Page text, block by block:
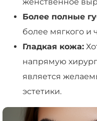
женственное
Более полные
более мягкого и
Гладкая кожа:
напрямую
является
эстетики.